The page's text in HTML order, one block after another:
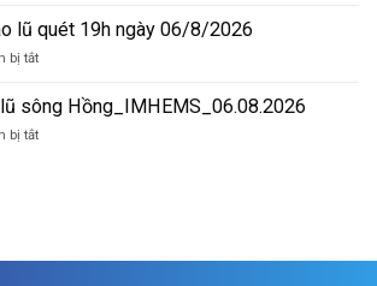
quét
07h
07/8/2026
tin
báo
quét
01h
lũ quét 19h ngày 06/8/2026
bị tắtở
tin
báo
sông Hồng_IMHEMS_06.08.2026
bị tắtở
sông